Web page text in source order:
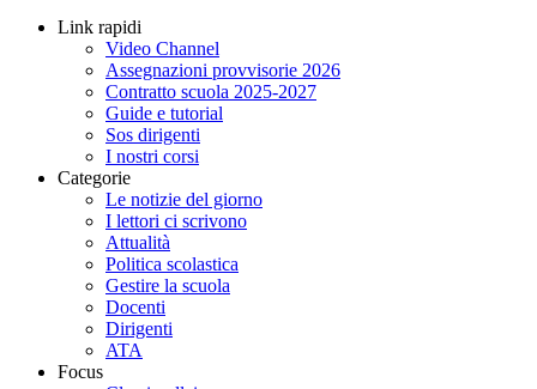
Link rapidi
Video Channel
Assegnazioni provvisorie 2026
Contratto scuola 2025-2027
Guide e tutorial
Sos dirigenti
I nostri corsi
Categorie
Le notizie del giorno
I lettori ci scrivono
Attualità
Politica scolastica
Gestire la scuola
Docenti
Dirigenti
ATA
Focus